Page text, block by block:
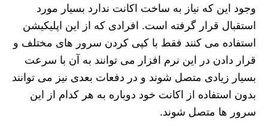
وجود این که نیاز به ساخت اکانت ندارد بسیار مورد
استقبال قرار گرفته است. افرادی که از این اپلیکیشن
استفاده می کنند فقط با کپی کردن سرور های مختلف و
قرار دادن در این نرم‌ افزار می‌‌ توانند به آن با سرعت
بسیار زیادی متصل شوند و در دفعات بعدی نیز می توانند
بدون استفاده از اکانت خود دوباره به هر کدام از این
سرور ها متصل شوند.